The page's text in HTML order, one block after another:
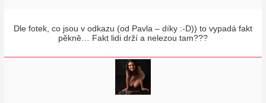
Dle fotek, co jsou v odkazu (od Pavla – díky :-D)) to vypadá fakt
pěkně… Fakt lidi drží a nelezou tam???